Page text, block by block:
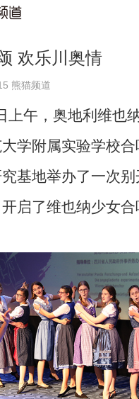
欢乐川奥情
熊猫频道
，奥地利维也纳
学附属实验学校
基地举办了一次
启了维也纳少女